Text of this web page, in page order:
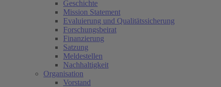
Geschichte
Mission Statement
Evaluierung und Qualitätssicherung
Forschungsbeirat
Finanzierung
Satzung
Meldestellen
Nachhaltigkeit
Organisation
Vorstand